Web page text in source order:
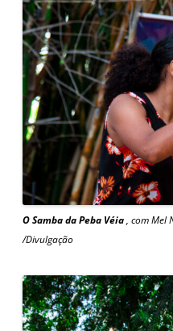
O Samba da Peba Véia, com Mel
/Divulgação